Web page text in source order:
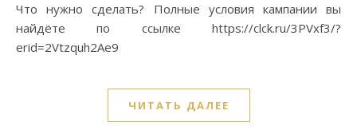
Что нужно сделать? Полные условия кампании вы
найдёте по ссылке https://clck.ru/3PVxf3/?
erid=2Vtzquh2Ae9
ЧИТАТЬ ДАЛЕЕ